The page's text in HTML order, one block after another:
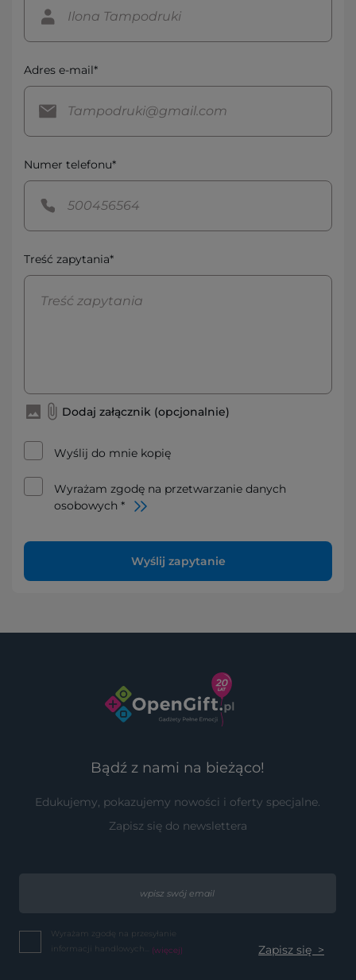
Adres e-mail*
Numer telefonu*
Treść zapytania*
Dodaj załącznik (opcjonalnie)
Wyślij do mnie kopię
Wyrażam zgodę na przetwarzanie danych
osobowych *
Wyślij zapytanie
Bądź z nami na bieżąco!
Edukujemy, pokazujemy nowości i oferty specjalne.
Zapisz się do newslettera
Wyrażam zgodę na przesyłanie
informacji handlowych... (więcej)